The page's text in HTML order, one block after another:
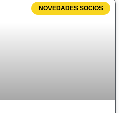
NOVEDADES SOCIOS